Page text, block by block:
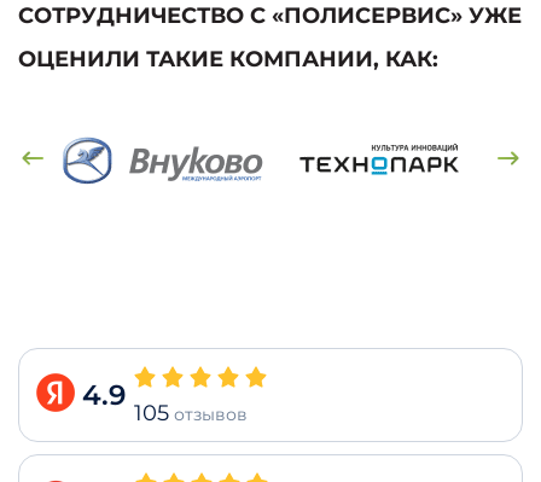
СОТРУДНИЧЕСТВО С «ПОЛИСЕРВИС» УЖЕ
ОЦЕНИЛИ ТАКИЕ КОМПАНИИ, КАК:
4.9
105 отзывов